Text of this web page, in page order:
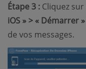
Étape 3 : Cliquez sur
iOS » > « Démarrer »
de vos messages.